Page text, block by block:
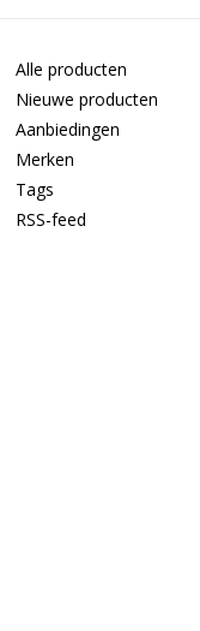
Alle producten
Nieuwe producten
Aanbiedingen
Merken
Tags
RSS-feed